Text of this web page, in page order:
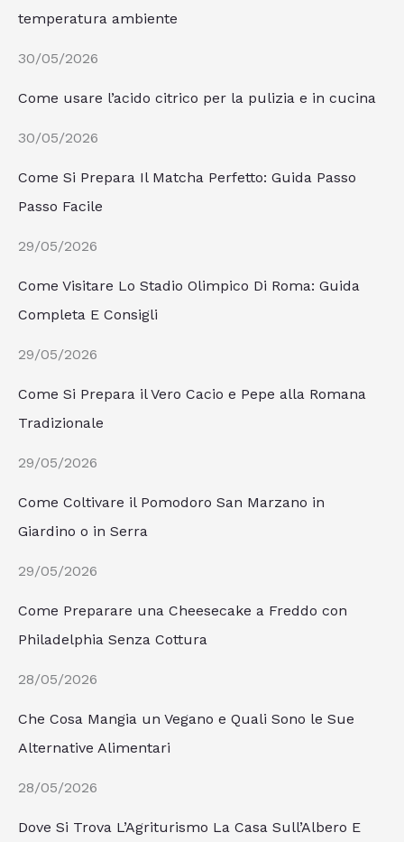
temperatura ambiente
30/05/2026
Come usare l’acido citrico per la pulizia e in cucina
30/05/2026
Come Si Prepara Il Matcha Perfetto: Guida Passo
Passo Facile
29/05/2026
Come Visitare Lo Stadio Olimpico Di Roma: Guida
Completa E Consigli
29/05/2026
Come Si Prepara il Vero Cacio e Pepe alla Romana
Tradizionale
29/05/2026
Come Coltivare il Pomodoro San Marzano in
Giardino o in Serra
29/05/2026
Come Preparare una Cheesecake a Freddo con
Philadelphia Senza Cottura
28/05/2026
Che Cosa Mangia un Vegano e Quali Sono le Sue
Alternative Alimentari
28/05/2026
Dove Si Trova L’Agriturismo La Casa Sull’Albero E